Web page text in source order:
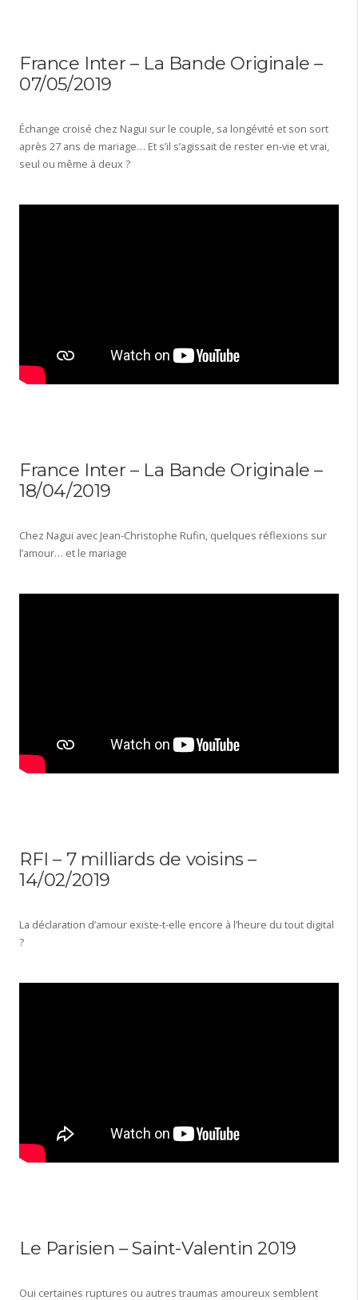
France Inter – La Bande Originale –
07/05/2019
Échange croisé chez Nagui sur le couple, sa longévité et son sort
après 27 ans de mariage… Et s’il s’agissait de rester en-vie et vrai,
seul ou même à deux ?
France Inter – La Bande Originale –
18/04/2019
Chez Nagui avec Jean-Christophe Rufin, quelques réflexions sur
l’amour… et le mariage
RFI – 7 milliards de voisins –
14/02/2019
La déclaration d’amour existe-t-elle encore à l’heure du tout digital
?
Le Parisien – Saint-Valentin 2019
Oui certaines ruptures ou autres traumas amoureux semblent